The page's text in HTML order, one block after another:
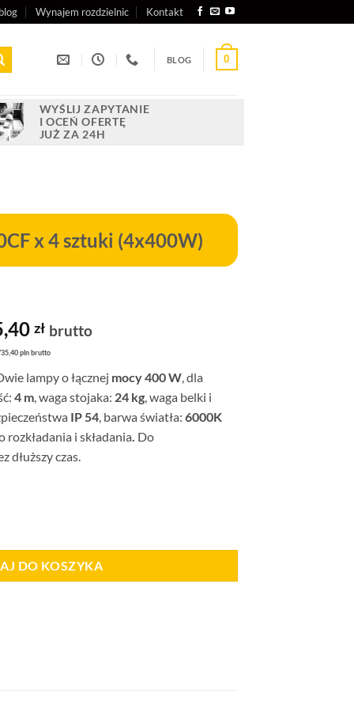
Wynajem rozdzielnic Kontakt
BLOG 0
WYŚLIJ ZAPYTANIE
I OCEŃ OFERTĘ
JUŻ ZA 24H
x 4 sztuki (4x400W)
zł.
złAktualna
cena
14.735,40 zł.
brutto
pln brutto
lampy o łącznej mocy 400 W, dla
4 m, waga stojaka: 24 kg, waga belki i
IP 54, barwa światła: 6000K
rozkładania i składania. Do
dłuższy czas.
DO KOSZYKA